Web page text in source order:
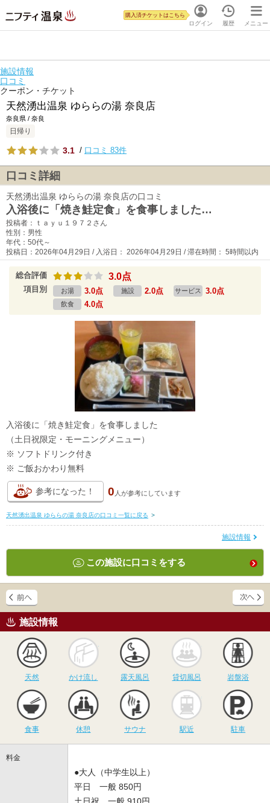
ログイン
購入済チケットはこちら
履歴 メニュー
施設情報
口コミ
クーポン・チケット
天然湧出温泉 ゆららの湯 奈良店
奈良県 / 奈良
日帰り
3.1 / 口コミ 83件
口コミ詳細
天然湧出温泉 ゆららの湯 奈良店の口コミ
入浴後に「焼き鮭定食」を食事しました…
投稿者：ｔａｙｕ１９７２さん
性別：男性
年代：50代～
投稿日：2026年04月29日 / 入浴日： 2026年04月29日 / 滞在時間： 5時間以内
総合評価 3.0点
項目別 お湯 3.0点 施設 2.0点 サービス 3.0点
飲食 4.0点
入浴後に「焼き鮭定食」を食事しました
（土日祝限定・モーニングメニュー）
※ ソフトドリンク付き
※ ご飯おかわり無料
参考になった！ 0 人が参考にしています
天然湧出温泉 ゆららの湯 奈良店の口コミ一覧に戻る >
施設情報
この施設に口コミをする
施設情報
天然
かけ流し
かけ流し
露天風呂
露天風呂
貸切風呂
貸切風呂 岩盤浴
食事 休憩
サウナ
サウナ 駅近 駐車
料金
●大人（中学生以上）
平日 一般 850円